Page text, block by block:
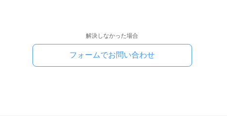
解決しなかった場合
フォームでお問い合わせ